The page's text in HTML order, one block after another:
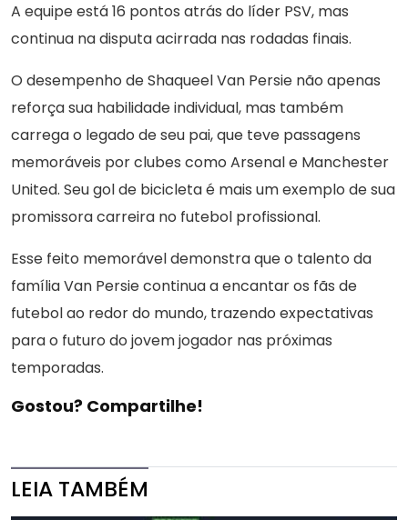
A equipe está 16 pontos atrás do líder PSV, mas
continua na disputa acirrada nas rodadas finais.
O desempenho de Shaqueel Van Persie não apenas
reforça sua habilidade individual, mas também
carrega o legado de seu pai, que teve passagens
memoráveis por clubes como Arsenal e Manchester
United. Seu gol de bicicleta é mais um exemplo de sua
promissora carreira no futebol profissional.
Esse feito memorável demonstra que o talento da
família Van Persie continua a encantar os fãs de
futebol ao redor do mundo, trazendo expectativas
para o futuro do jovem jogador nas próximas
temporadas.
Gostou? Compartilhe!
LEIA TAMBÉM